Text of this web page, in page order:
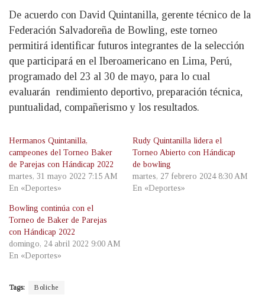
De acuerdo con David Quintanilla, gerente técnico de la
Federación Salvadoreña de Bowling, este torneo
permitirá identificar futuros integrantes de la selección
que participará en el Iberoamericano en Lima, Perú,
programado del 23 al 30 de mayo, para lo cual
evaluarán rendimiento deportivo, preparación técnica,
puntualidad, compañerismo y los resultados.
Hermanos Quintanilla,
campeones del Torneo Baker
de Parejas con Hándicap 2022
martes, 31 mayo 2022 7:15 AM
En «Deportes»
Rudy Quintanilla lidera el
Torneo Abierto con Hándicap
de bowling
martes, 27 febrero 2024 8:30 AM
En «Deportes»
Bowling continúa con el
Torneo de Baker de Parejas
con Hándicap 2022
domingo, 24 abril 2022 9:00 AM
En «Deportes»
Tags: Boliche